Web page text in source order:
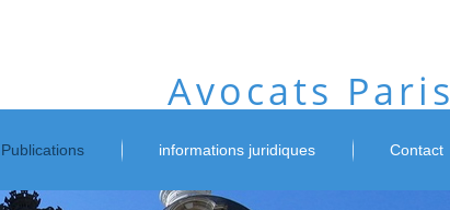
Avocats Paris
Publications informations juridiques Contact